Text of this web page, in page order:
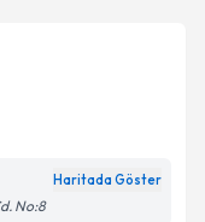
takvimi talebi
almanız için bir
Haritada Göster
No:8